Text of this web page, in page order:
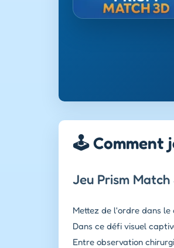
🕹️ Comment
Jeu Prism
Mettez de l'ordre dans le
Dans ce défi visuel
Entre observation